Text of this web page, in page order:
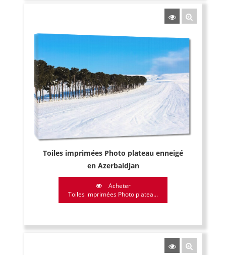
Toiles imprimées Photo plateau enneigé
en Azerbaidjan
Acheter
Toiles imprimées Photo platea...